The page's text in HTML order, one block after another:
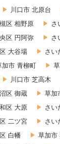
川口市 北原台
区 相野原
さ
区 円阿弥
さ
大谷場
さい
加市 青柳町
川口市 芝高木
区 御蔵
草加
区 大原
さい
二ツ宮
さい
白幡
草加市